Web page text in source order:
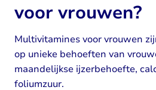
voor vrouwen?
Multivitamines voor vrouwen
op unieke behoeften van
maandelijkse ijzerbehoefte,
foliumzuur.